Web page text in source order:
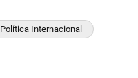
Política Internacional